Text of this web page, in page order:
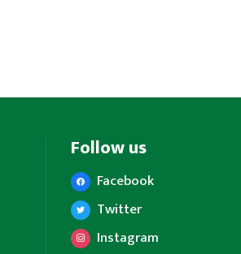
Follow us
Facebook
Twitter
Instagram